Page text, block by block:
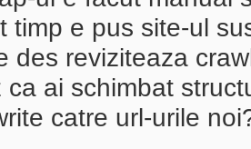
timp e pus site-ul
des reviziteaza
ca ai schimbat
catre url-urile